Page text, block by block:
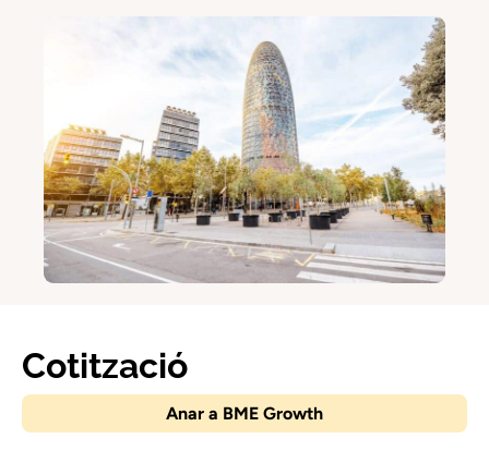
Cotització
Anar a BME Growth